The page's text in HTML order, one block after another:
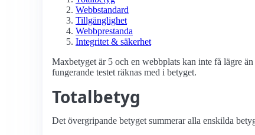
Webbstandard
Tillgänglighet
Webbprestanda
Integritet & säkerhet
Maxbetyget är 5 och en webbplats kan inte få lägre
fungerande testet räknas med i betyget.
Totalbetyg
Det övergripande betyget summerar alla enskilda